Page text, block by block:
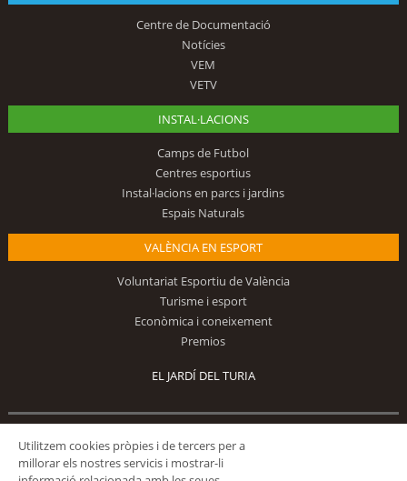
Centre de Documentació
Notícies
VEM
VETV
INSTAL·LACIONS
Camps de Futbol
Centres esportius
Instal·lacions en parcs i jardins
Espais Naturals
VALÈNCIA EN ESPORT
Voluntariat Esportiu de València
Turisme i esport
Econòmica i coneixement
Premios
EL JARDÍ DEL TURIA
Utilitzem cookies pròpies i de tercers per a
millorar els nostres servicis i mostrar-li